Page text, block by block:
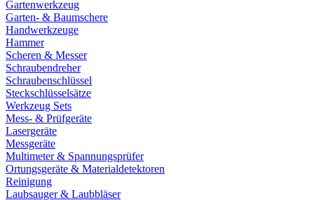
Gartenwerkzeug
Garten- & Baumschere
Handwerkzeuge
Hammer
Scheren & Messer
Schraubendreher
Schraubenschlüssel
Steckschlüsselsätze
Werkzeug Sets
Mess- & Prüfgeräte
Lasergeräte
Messgeräte
Multimeter & Spannungsprüfer
Ortungsgeräte & Materialdetektoren
Reinigung
Laubsauger & Laubbläser